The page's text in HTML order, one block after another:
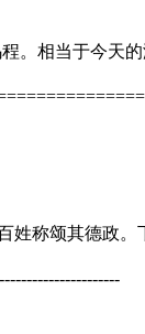
。相当于今天
姓称颂其德政